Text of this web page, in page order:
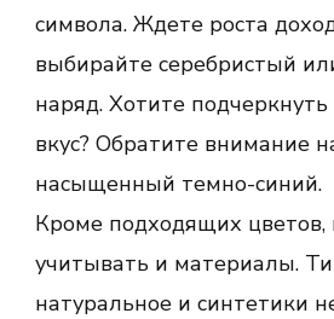
символа. Ждете роста
выбирайте серебристый
наряд. Хотите
вкус? Обратите внимание
насыщенный темно-синий.
Кроме подходящих цветов,
учитывать и материалы.
натуральное и синтетики